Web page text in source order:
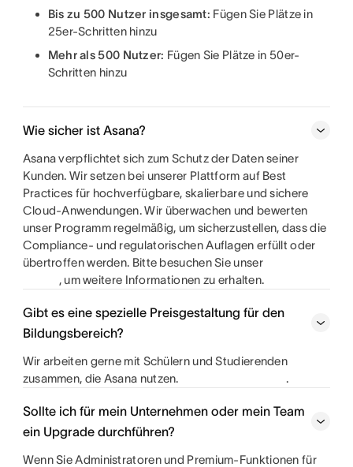
Bis zu 500 Nutzer insgesamt: Fügen Sie Plätze in
25er-Schritten hinzu
Mehr als 500 Nutzer: Fügen Sie Plätze in 50er-
Schritten hinzu
Wie sicher ist Asana?
Asana verpflichtet sich zum Schutz der Daten seiner
Kunden. Wir setzen bei unserer Plattform auf Best
Practices für hochverfügbare, skalierbare und sichere
Cloud-Anwendungen. Wir überwachen und bewerten
unser Programm regelmäßig, um sicherzustellen, dass die
Compliance- und regulatorischen Auflagen erfüllt oder
übertroffen werden. Bitte besuchen Sie unser
, um weitere Informationen zu erhalten.
Gibt es eine spezielle Preisgestaltung für den
Bildungsbereich?
Wir arbeiten gerne mit Schülern und Studierenden
zusammen, die Asana nutzen.
.
Sollte ich für mein Unternehmen oder mein Team
ein Upgrade durchführen?
Wenn Sie Administratoren und Premium-Funktionen für